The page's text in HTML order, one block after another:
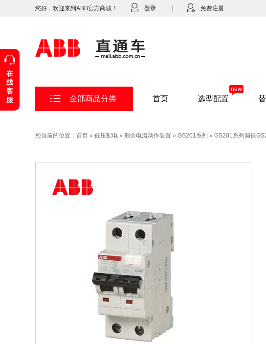
您好，欢迎来到ABB官方商城！ 登录 免费注册
全部商品分类 首页 选型配置
new
您当前的位置： 首页 » 低压配电 » 剩余电流动作装置 » GS201系列 » GS201系列漏保
在
线
客
服